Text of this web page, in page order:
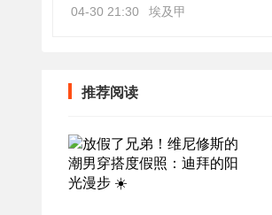
04-30 21:30 埃及甲
推荐阅读